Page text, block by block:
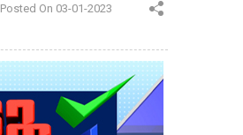
Posted On 03-01-2023